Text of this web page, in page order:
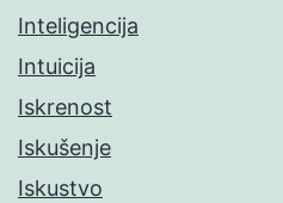
Inteligencija
Intuicija
Iskrenost
Iskušenje
Iskustvo